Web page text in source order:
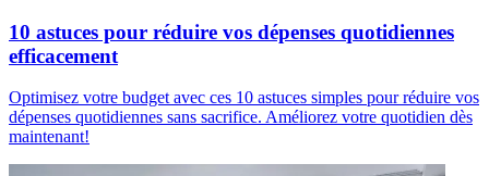
10 astuces pour réduire vos dépenses quotidiennes
efficacement
Optimisez votre budget avec ces 10 astuces simples pour réduire vos
dépenses quotidiennes sans sacrifice. Améliorez votre quotidien dès
maintenant!